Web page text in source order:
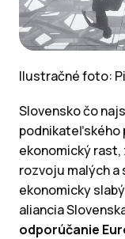
Ilustračné foto:
Slovensko čo
podnikateľského
ekonomický
rozvoju malých a
ekonomicky
aliancia
odporúčanie